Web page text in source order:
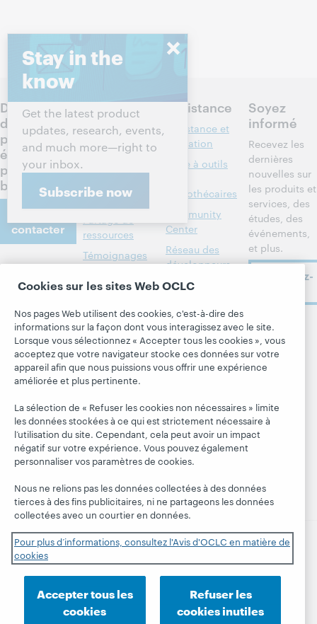
Stay in the
know
Get the latest product
updates, research, events,
and much more—right to
your inbox.
Subscribe now
Discutez
des
prochaines
étapes
pour votre
bibliothèque
contacter
À propos
d'OCLC
Emplois
Respect et
appartenance
Finances
Administration
Adhésion
Gestion des
normes de
Produits
Recherche et
référence
Métadonnées
Partage de
ressources
Témoignages
bibliothèques
Tous les produits
et services »
Apprendre
Research
WebJunction
Événements
Webinaires
sur demande
Assistance
Assistance et
formation
Boîte à outils
bibliothécaires
Community
Center
Réseau des
développeurs
Formats
Alertes
systèmes
Blogues
Hanging
together
Blogue
President's
Leadership
Soyez
informé
Recevez les
dernières
nouvelles sur
les produits et
services, des
études, des
événements,
et plus.
Abonnez-
Suivez
OCLC
nationales et internationales d’OCLC, Inc. et de ses
Déclaration de confidentialité Avis sur les cookies
Personnaliser les paramètres des cookies
Cookies sur les sites Web OCLC
Nos pages Web utilisent des cookies, c'est-à-dire des
informations sur la façon dont vous interagissez avec le site.
Lorsque vous sélectionnez « Accepter tous les cookies », vous
acceptez que votre navigateur stocke ces données sur votre
appareil afin que nous puissions vous offrir une expérience
améliorée et plus pertinente.
La sélection de « Refuser les cookies non nécessaires » limite
les données stockées à ce qui est strictement nécessaire à
l’utilisation du site. Cependant, cela peut avoir un impact
négatif sur votre expérience. Vous pouvez également
personnaliser vos paramètres de cookies.
Nous ne relions pas les données collectées à des données
tierces à des fins publicitaires, ni ne partageons les données
collectées avec un courtier en données.
Pour plus d’informations, consultez l'Avis d'OCLC en matière de
cookies
Accepter tous les
cookies
Refuser les
cookies inutiles